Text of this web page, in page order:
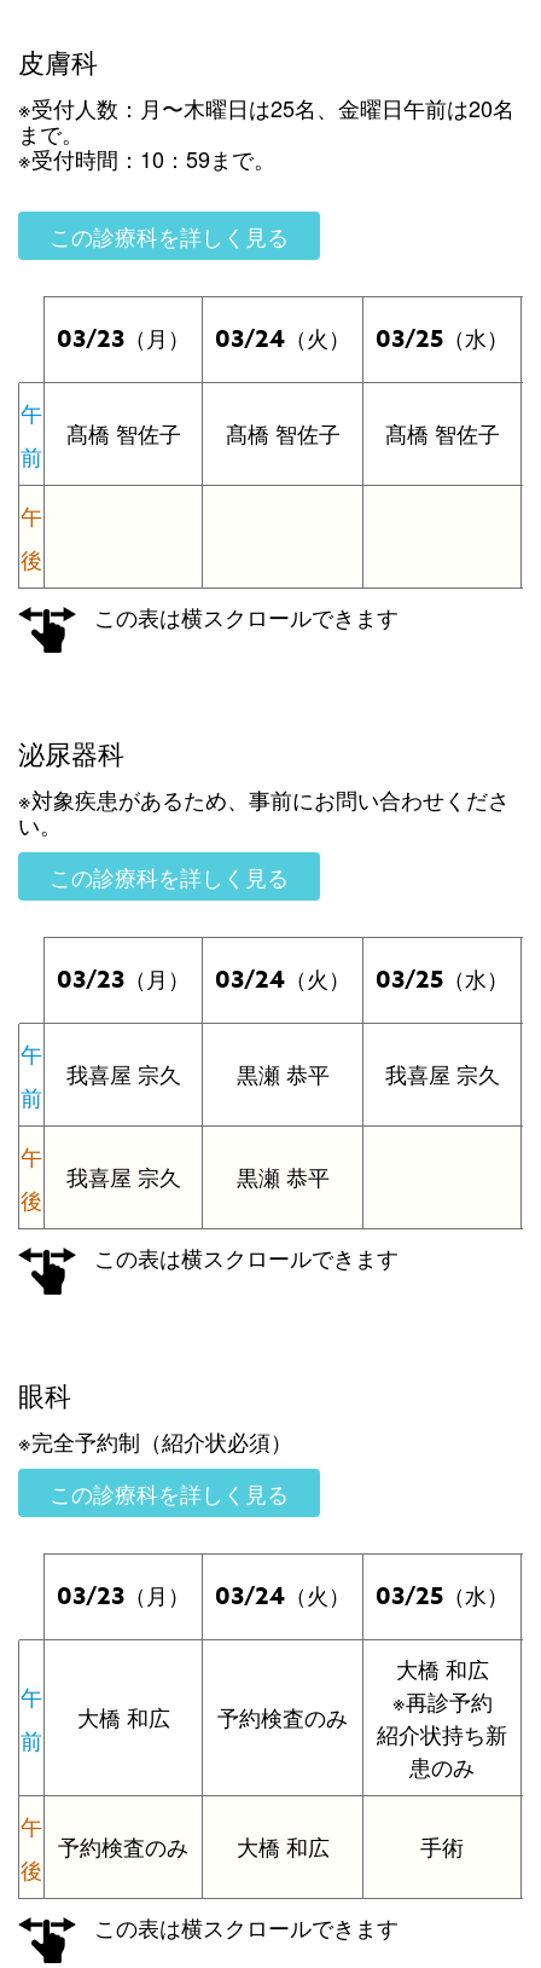
皮膚科
※受付人数：月〜木曜日は25名、金曜日午前は20名
まで。
※受付時間：10：59まで。
この診療科を詳しく見る
03/23 （月） 03/24 （火） 03/25 （水）
午
前
髙橋 智佐子 髙橋 智佐子 髙橋 智佐子
午
後
この表は横スクロールできます
泌尿器科
※対象疾患があるため、事前にお問い合わせくださ
い。
この診療科を詳しく見る
03/23 （月） 03/24 （火） 03/25 （水）
午
前
我喜屋 宗久 黒瀬 恭平 我喜屋 宗久
午
後
我喜屋 宗久 黒瀬 恭平
この表は横スクロールできます
眼科
※完全予約制（紹介状必須）
この診療科を詳しく見る
03/23 （月） 03/24 （火） 03/25 （水）
午
前
大橋 和広 予約検査のみ
大橋 和広
※再診予約
紹介状持ち新
患のみ
午
後
予約検査のみ 大橋 和広 手術
この表は横スクロールできます